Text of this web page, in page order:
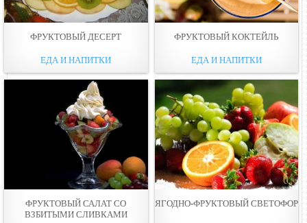
ФРУКТОВЫЙ ДЕСЕРТ
ЕДА И НАПИТКИ
ФРУКТОВЫЙ КОКТЕЙЛЬ
ЕДА И НАПИТКИ
ФРУКТОВЫЙ САЛАТ СО
ВЗБИТЫМИ СЛИВКАМИ
ЯГОДНО-ФРУКТОВЫЙ СВЕТОФОР